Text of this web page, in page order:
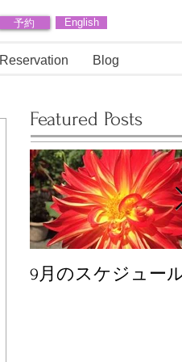
予約 English
Reservation Blog
Featured Posts
9月のスケジュー